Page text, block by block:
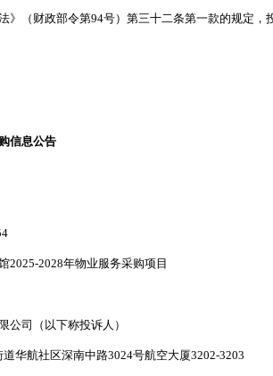
》（财政部令第94号）第三十二条第一款的规定，
信息公告
2025-2028年物业服务采购项目
公司（以下称投诉人）
华航社区深南中路3024号航空大厦3202-3203